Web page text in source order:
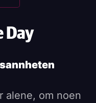
Day
alene, om noen